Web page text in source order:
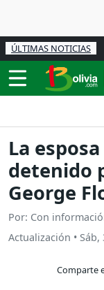
ÚLTIMAS NOTICIAS
La
detenido
George
Por: Con
Actualización • Sáb,
Comparte